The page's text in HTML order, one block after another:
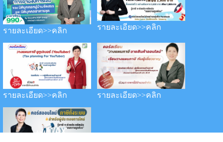
รายละเอียด>>คลิก รายละเอียด>>คลิก
รายละเอียด>>คลิก รายละเอียด>>คลิก